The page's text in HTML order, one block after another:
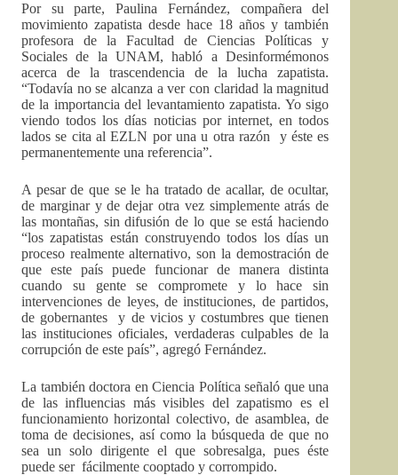
Por su parte, Paulina Fernández, compañera del
movimiento zapatista desde hace 18 años y también
profesora de la Facultad de Ciencias Políticas y
Sociales de la UNAM, habló a Desinformémonos
acerca de la trascendencia de la lucha zapatista.
“Todavía no se alcanza a ver con claridad la magnitud
de la importancia del levantamiento zapatista. Yo sigo
viendo todos los días noticias por internet, en todos
lados se cita al EZLN por una u otra razón y éste es
permanentemente una referencia”.
A pesar de que se le ha tratado de acallar, de ocultar,
de marginar y de dejar otra vez simplemente atrás de
las montañas, sin difusión de lo que se está haciendo
“los zapatistas están construyendo todos los días un
proceso realmente alternativo, son la demostración de
que este país puede funcionar de manera distinta
cuando su gente se compromete y lo hace sin
intervenciones de leyes, de instituciones, de partidos,
de gobernantes y de vicios y costumbres que tienen
las instituciones oficiales, verdaderas culpables de la
corrupción de este país”, agregó Fernández.
La también doctora en Ciencia Política señaló que una
de las influencias más visibles del zapatismo es el
funcionamiento horizontal colectivo, de asamblea, de
toma de decisiones, así como la búsqueda de que no
sea un solo dirigente el que sobresalga, pues éste
puede ser fácilmente cooptado y corrompido.